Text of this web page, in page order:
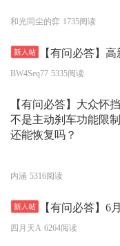
和光同尘的弈 1735阅读
【有问必答】
BW4Seq77 5335阅读
【有问必答】大众怀
不是主动刹车功能限
还能恢复吗？
内涵 5316阅读
【有问必答】6
四月天A 6264阅读